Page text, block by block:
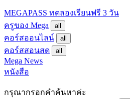
MEGAPASS ทดลองเรียนฟรี 3 วัน
ครูของ Mega
all
คอร์สออนไลน์ all
คอร์สสอนสด all
Mega News
หนังสือ
กรุณากรอกคำค้นหาค่ะ